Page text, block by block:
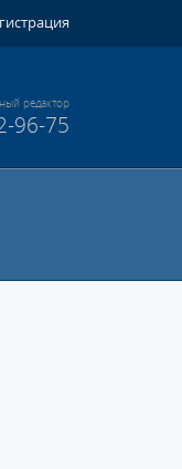
редактор
96-75